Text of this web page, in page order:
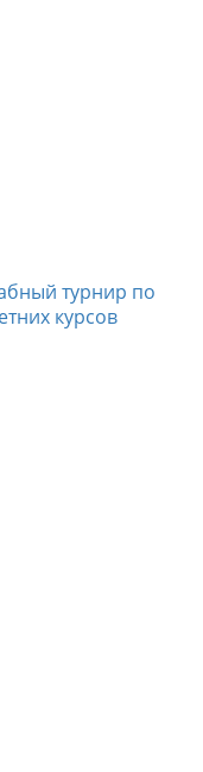
турнир по
курсов